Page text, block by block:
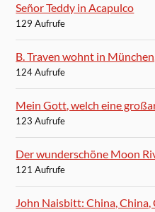
Señor Teddy in Acapulco
129 Aufrufe
B. Traven wohnt in
124 Aufrufe
Mein Gott, welch eine
123 Aufrufe
Der wunderschöne Moon
121 Aufrufe
John Naisbitt: China, China,